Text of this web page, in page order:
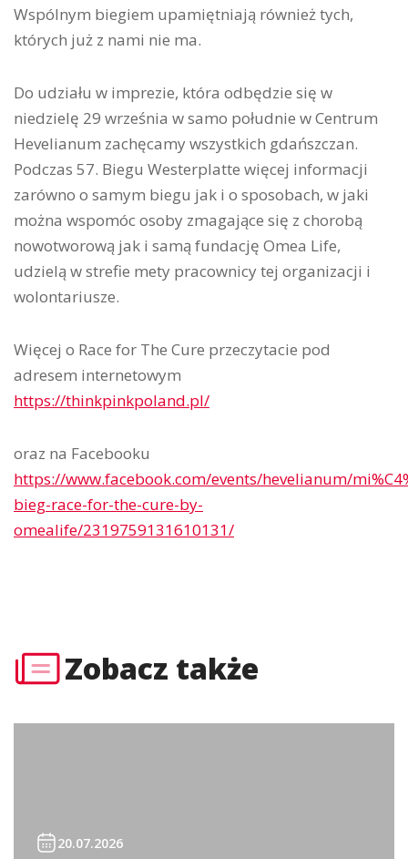
Wspólnym biegiem upamiętniają również tych,
których już z nami nie ma.
Do udziału w imprezie, która odbędzie się w
niedzielę 29 września w samo południe w Centrum
Hevelianum zachęcamy wszystkich gdańszczan.
Podczas 57. Biegu Westerplatte więcej informacji
zarówno o samym biegu jak i o sposobach, w jaki
można wspomóc osoby zmagające się z chorobą
nowotworową jak i samą fundację Omea Life,
udzielą w strefie mety pracownicy tej organizacji i
wolontariusze.
Więcej o Race for The Cure przeczytacie pod
adresem internetowym
https://thinkpinkpoland.pl/
oraz na Facebooku
https://www.facebook.com/events/hevelianum/
bieg-race-for-the-cure-by-
omealife/2319759131610131/
Zobacz także
20.07.2026